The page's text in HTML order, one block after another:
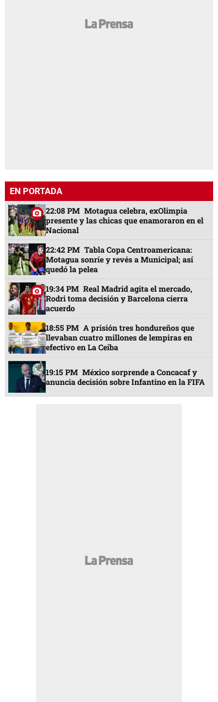
EN PORTADA
22:08 PM Motagua celebra, exOlimpia
presente y las chicas que enamoraron en el
Nacional
22:42 PM Tabla Copa Centroamericana:
Motagua sonríe y revés a Municipal; así
quedó la pelea
19:34 PM Real Madrid agita el mercado,
Rodri toma decisión y Barcelona cierra
acuerdo
18:55 PM A prisión tres hondureños que
llevaban cuatro millones de lempiras en
efectivo en La Ceiba
19:15 PM México sorprende a Concacaf y
anuncia decisión sobre Infantino en la FIFA